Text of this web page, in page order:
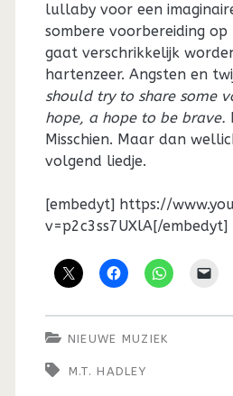
lullaby voor een
sombere voorbereiding
gaat verschrikkelijk
hartenzeer. Angsten en
should try to share some
hope, a hope to be brave.
Misschien. Maar dan
volgend liedje.
[embedyt] https://
v=p2c3ss7UXlA[/embedyt]
NIEUWE MUZIEK
M.T. HADLEY